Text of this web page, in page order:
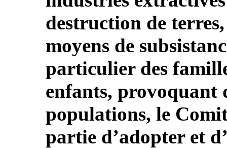
destruction de terres,
moyens de
particulier des
enfants, provoquant
populations, le
partie d’adopter et